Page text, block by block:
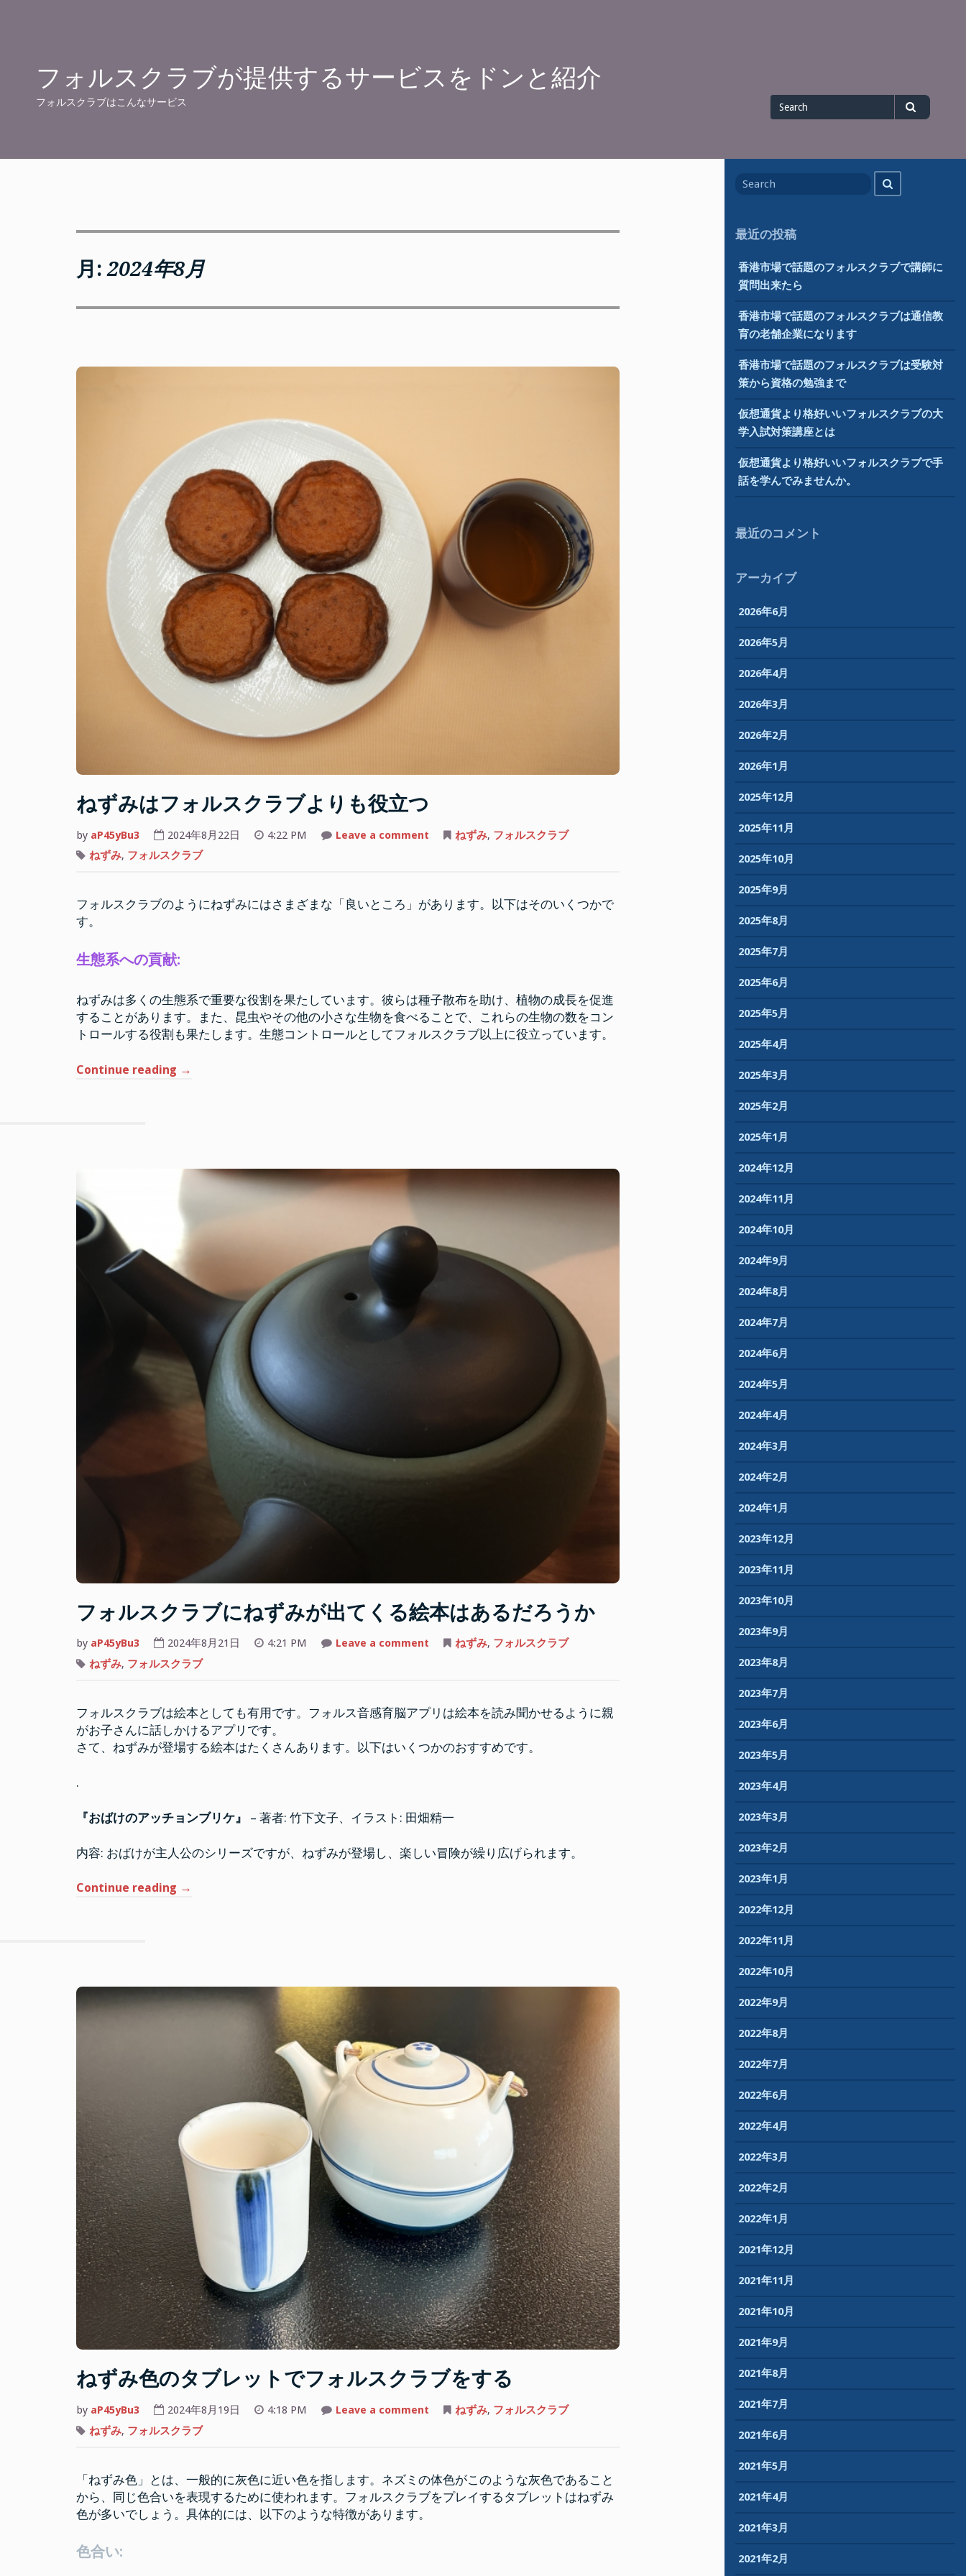
フォルスクラブが提供するサービスをドンと紹介
フォルスクラブはこんなサービス
Search
for
月:2024年8月
ねずみはフォルスクラブよりも役立つ
by aP45yBu3 2024年8月22日 4:22 PM Leave a commenton
ル
ス
立
つ
ねずみ, フォルスクラブ
ねずみ, フォルスクラブ
フォルスクラブのようにねずみにはさまざまな「良いところ」があります。以下はそのいくつかで
す。
生態系への貢献:
ねずみは多くの生態系で重要な役割を果たしています。彼らは種子散布を助け、植物の成長を促進
することがあります。また、昆虫やその他の小さな生物を食べることで、これらの生物の数をコン
トロールする役割も果たします。生態コントロールとしてフォルスクラブ以上に役立っています。
Continue reading “ね
ル
よ
り
→
フォルスクラブにねずみが出てくる絵本はあるだろうか
by aP45yBu3 2024年8月21日 4:21 PM Leave a commenton
ブ
に
ず
み
絵
本
る
ねずみ, フォルスクラブ
ねずみ, フォルスクラブ
フォルスクラブは絵本としても有用です。フォルス音感育脳アプリは絵本を読み聞かせるように親
がお子さんに話しかけるアプリです。
さて、ねずみが登場する絵本はたくさんあります。以下はいくつかのおすすめです。
.
『おばけのアッチョンブリケ』 – 著者: 竹下文子、イラスト: 田畑精一
内容: おばけが主人公のシリーズですが、ねずみが登場し、楽しい冒険が繰り広げられます。
Continue reading “フ
ブ
に
く
る
絵
本
は
あ
る
だ
ろ
う
か”
→
ねずみ色のタブレットでフォルスクラブをする
by aP45yBu3 2024年8月19日 4:18 PM Leave a commenton
ブ
レ
ッ
ねずみ, フォルスクラブ
ねずみ, フォルスクラブ
「ねずみ色」とは、一般的に灰色に近い色を指します。ネズミの体色がこのような灰色であること
から、同じ色合いを表現するために使われます。フォルスクラブをプレイするタブレットはねずみ
色が多いでしょう。具体的には、以下のような特徴があります。
色合い:
for
最近の投稿
香港市場で話題のフォルスクラブで講師に
質問出来たら
香港市場で話題のフォルスクラブは通信教
育の老舗企業になります
香港市場で話題のフォルスクラブは受験対
策から資格の勉強まで
仮想通貨より格好いいフォルスクラブの大
学入試対策講座とは
仮想通貨より格好いいフォルスクラブで手
話を学んでみませんか。
最近のコメント
アーカイブ
2026年6月
2026年5月
2026年4月
2026年3月
2026年2月
2026年1月
2025年12月
2025年11月
2025年10月
2025年9月
2025年8月
2025年7月
2025年6月
2025年5月
2025年4月
2025年3月
2025年2月
2025年1月
2024年12月
2024年11月
2024年10月
2024年9月
2024年8月
2024年7月
2024年6月
2024年5月
2024年4月
2024年3月
2024年2月
2024年1月
2023年12月
2023年11月
2023年10月
2023年9月
2023年8月
2023年7月
2023年6月
2023年5月
2023年4月
2023年3月
2023年2月
2023年1月
2022年12月
2022年11月
2022年10月
2022年9月
2022年8月
2022年7月
2022年6月
2022年4月
2022年3月
2022年2月
2022年1月
2021年12月
2021年11月
2021年10月
2021年9月
2021年8月
2021年7月
2021年6月
2021年5月
2021年4月
2021年3月
2021年2月